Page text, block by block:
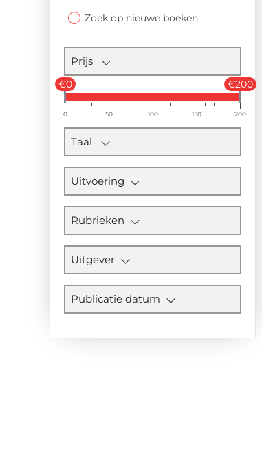
Zoek op nieuwe boeken
Prijs
€0 €200
0 50 100 150 200
Taal
Uitvoering
Rubrieken
Uitgever
Publicatie datum